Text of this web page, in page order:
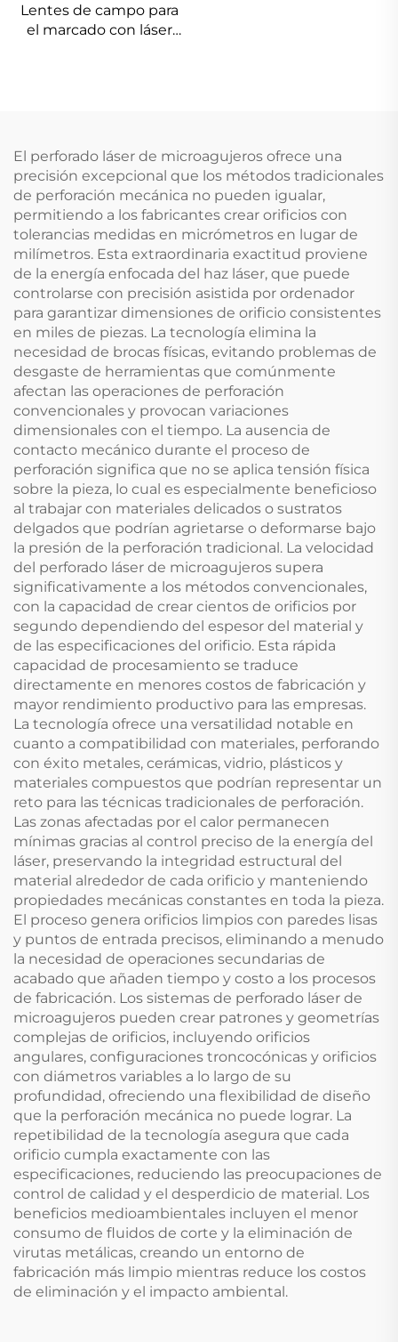
Lentes de campo para
el marcado con láser
El perforado láser de microagujeros ofrece una
precisión excepcional que los métodos tradicionales
de perforación mecánica no pueden igualar,
permitiendo a los fabricantes crear orificios con
tolerancias medidas en micrómetros en lugar de
milímetros. Esta extraordinaria exactitud proviene
de la energía enfocada del haz láser, que puede
controlarse con precisión asistida por ordenador
para garantizar dimensiones de orificio consistentes
en miles de piezas. La tecnología elimina la
necesidad de brocas físicas, evitando problemas de
desgaste de herramientas que comúnmente
afectan las operaciones de perforación
convencionales y provocan variaciones
dimensionales con el tiempo. La ausencia de
contacto mecánico durante el proceso de
perforación significa que no se aplica tensión física
sobre la pieza, lo cual es especialmente beneficioso
al trabajar con materiales delicados o sustratos
delgados que podrían agrietarse o deformarse bajo
la presión de la perforación tradicional. La velocidad
del perforado láser de microagujeros supera
significativamente a los métodos convencionales,
con la capacidad de crear cientos de orificios por
segundo dependiendo del espesor del material y
de las especificaciones del orificio. Esta rápida
capacidad de procesamiento se traduce
directamente en menores costos de fabricación y
mayor rendimiento productivo para las empresas.
La tecnología ofrece una versatilidad notable en
cuanto a compatibilidad con materiales, perforando
con éxito metales, cerámicas, vidrio, plásticos y
materiales compuestos que podrían representar un
reto para las técnicas tradicionales de perforación.
Las zonas afectadas por el calor permanecen
mínimas gracias al control preciso de la energía del
láser, preservando la integridad estructural del
material alrededor de cada orificio y manteniendo
propiedades mecánicas constantes en toda la pieza.
El proceso genera orificios limpios con paredes lisas
y puntos de entrada precisos, eliminando a menudo
la necesidad de operaciones secundarias de
acabado que añaden tiempo y costo a los procesos
de fabricación. Los sistemas de perforado láser de
microagujeros pueden crear patrones y geometrías
complejas de orificios, incluyendo orificios
angulares, configuraciones troncocónicas y orificios
con diámetros variables a lo largo de su
profundidad, ofreciendo una flexibilidad de diseño
que la perforación mecánica no puede lograr. La
repetibilidad de la tecnología asegura que cada
orificio cumpla exactamente con las
especificaciones, reduciendo las preocupaciones de
control de calidad y el desperdicio de material. Los
beneficios medioambientales incluyen el menor
consumo de fluidos de corte y la eliminación de
virutas metálicas, creando un entorno de
fabricación más limpio mientras reduce los costos
de eliminación y el impacto ambiental.